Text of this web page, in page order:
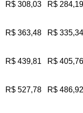
R$ 308,03 R$ 284,19
R$ 363,48 R$ 335,34
R$ 439,81 R$ 405,76
R$ 527,78 R$ 486,92